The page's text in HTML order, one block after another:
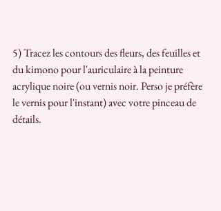
5) Tracez les contours des fleurs, des feuilles et
du kimono pour l'auriculaire à la peinture
acrylique noire (ou vernis noir. Perso je préfère
le vernis pour l'instant) avec votre pinceau de
détails.